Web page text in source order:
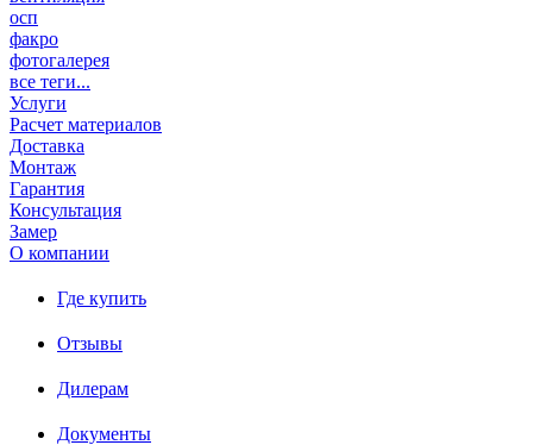
осп
факро
фотогалерея
все теги...
Услуги
Расчет материалов
Доставка
Монтаж
Гарантия
Консультация
Замер
О компании
Где купить
Отзывы
Дилерам
Документы